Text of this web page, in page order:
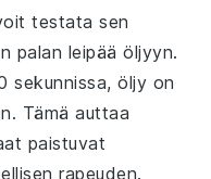
testata sen
palan leipää öljyyn.
sekunnissa, öljy on
Tämä auttaa
paistuvat
rapeuden.